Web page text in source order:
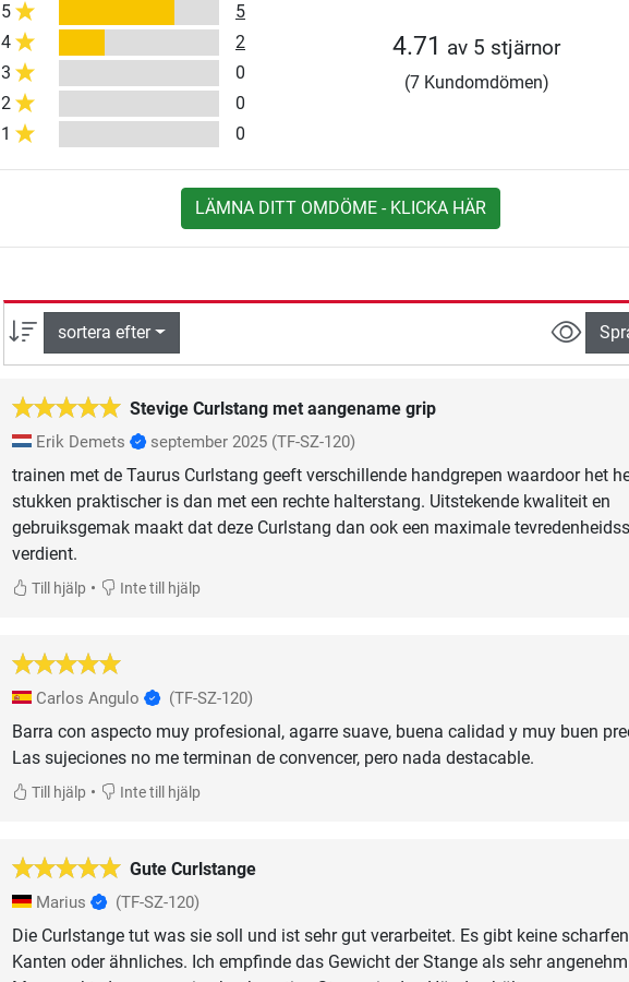
5
5
4
2
3
0
2
0
1
0
4.71 av 5 stjärnor
(7 Kundomdömen)
LÄMNA DITT OMDÖME - KLICKA HÄR
sortera efter
Stevige Curlstang met aangename grip
Erik Demets september 2025 (TF-SZ-120)
trainen met de Taurus Curlstang geeft verschillende handgrepen waardoor het
stukken praktischer is dan met een rechte halterstang. Uitstekende kwaliteit en
gebruiksgemak maakt dat deze Curlstang dan ook een maximale
verdient.
Till hjälp • Inte till hjälp
Carlos Angulo (TF-SZ-120)
Barra con aspecto muy profesional, agarre suave, buena calidad y muy buen
Las sujeciones no me terminan de convencer, pero nada destacable.
Till hjälp • Inte till hjälp
Gute Curlstange
Marius (TF-SZ-120)
Die Curlstange tut was sie soll und ist sehr gut verarbeitet. Es gibt keine scharfen
Kanten oder ähnliches. Ich empfinde das Gewicht der Stange als sehr